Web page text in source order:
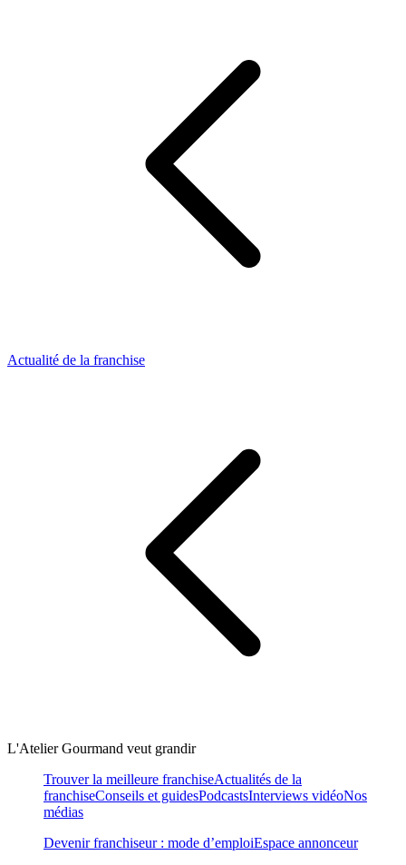
Actualité de la franchise
L'Atelier Gourmand veut grandir
Trouver la meilleure franchiseActualités de la
franchiseConseils et guidesPodcastsInterviews vidéoNos
médias
Devenir franchiseur : mode d’emploiEspace annonceur